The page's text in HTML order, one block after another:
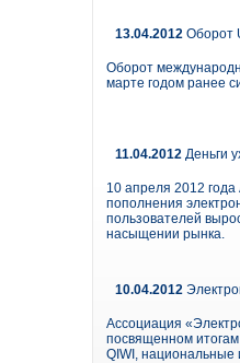
13.04.2012 Оборот
Оборот
марте годом ранее
11.04.2012 Деньги
10 апреля 2012
пополнения
пользователей
насыщении рынка.
10.04.2012
Ассоциация
посвященном
QIWI,